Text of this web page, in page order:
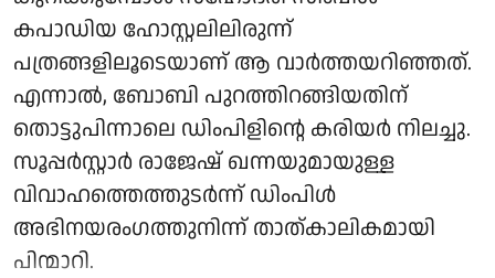
കപാഡിയ ഹോസ്റ്റലിലിരുന്ന്
പത്രങ്ങളിലൂടെയാണ് ആ വാര്‍ത്തയറിഞ്ഞത്.
എന്നാല്‍, ബോബി പുറത്തിറങ്ങിയതിന്
തൊട്ടുപിന്നാലെ ഡിംപിളിന്റെ കരിയര്‍ നിലച്ചു.
സൂപ്പര്‍സ്റ്റാര്‍ രാജേഷ് ഖന്നയുമായുള്ള
വിവാഹത്തെത്തുടര്‍ന്ന് ഡിംപിള്‍
അഭിനയരംഗത്തുനിന്ന് താത്കാലികമായി
പിന്മാറി.